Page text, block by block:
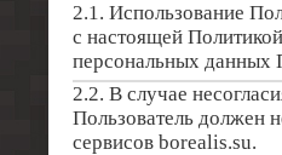
2.1. Использование
с настоящей
персональных данных
2.2. В случае
Пользователь должен
сервисов borealis.su.